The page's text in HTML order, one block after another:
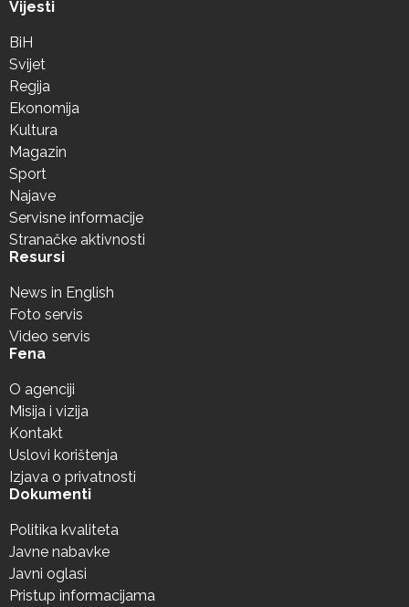
Vijesti
BiH
Svijet
Regija
Ekonomija
Kultura
Magazin
Sport
Najave
Servisne informacije
Stranačke aktivnosti
Resursi
News in English
Foto servis
Video servis
Fena
O agenciji
Misija i vizija
Kontakt
Uslovi korištenja
Izjava o privatnosti
Dokumenti
Politika kvaliteta
Javne nabavke
Javni oglasi
Pristup informacijama